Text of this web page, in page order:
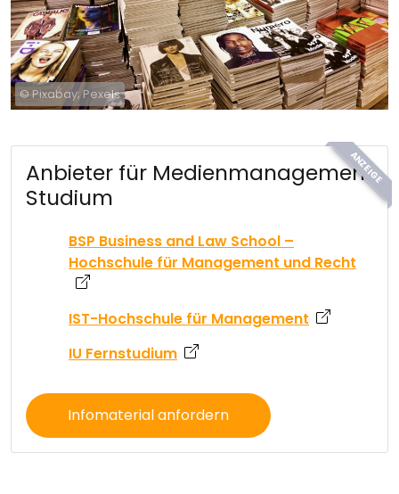
© Pixabay; Pexels
ANZEIGE
Anbieter für Medienmanagement
Studium
BSP Business and Law School –
Hochschule für Management und Recht
IST-Hochschule für Management
IU Fernstudium
Infomaterial anfordern